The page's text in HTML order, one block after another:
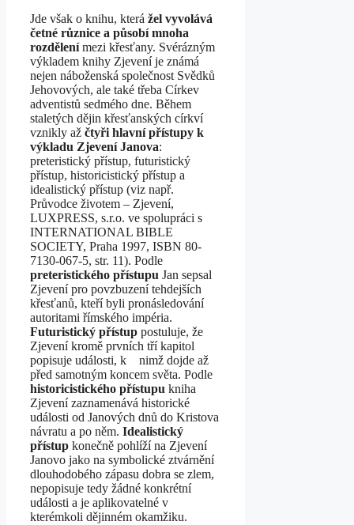
Jde však o knihu, která žel vyvolává
četné různice a působí mnoha
rozdělenímezi křesťany. Svérázným
výkladem knihy Zjevení je známá
nejen náboženská společnost Svědků
Jehovových, ale také třeba Církev
adventistů sedmého dne. Během
staletých dějin křesťanských církví
vznikly až čtyři hlavní přístupy k
výkladu Zjevení Janova:
preteristický přístup, futuristický
přístup, historicistický přístup a
idealistický přístup (viz např.
Průvodce životem – Zjevení,
LUXPRESS, s.r.o. ve spolupráci s
INTERNATIONAL BIBLE
SOCIETY, Praha 1997, ISBN 80-
7130-067-5, str. 11). Podle
preteristického přístupu Jan sepsal
Zjevení pro povzbuzení tehdejších
křesťanů, kteří byli pronásledování
autoritami římského impéria.
Futuristický přístup postuluje, že
Zjevení kromě prvních tří kapitol
popisuje události, k nimž dojde až
před samotným koncem světa. Podle
historicistického přístupu kniha
Zjevení zaznamenává historické
události od Janových dnů do Kristova
návratu a po něm. Idealistický
přístup konečně pohlíží na Zjevení
Janovo jako na symbolické ztvárnění
dlouhodobého zápasu dobra se zlem,
nepopisuje tedy žádné konkrétní
události a je aplikovatelné v
kterémkoli dějinném okamžiku.